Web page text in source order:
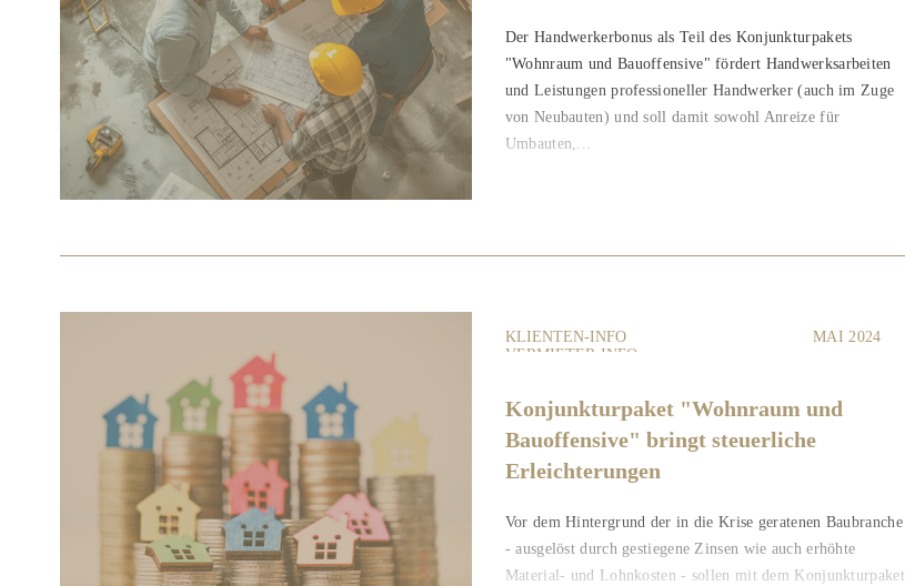
Der Handwerkerbonus als Teil des Konjunkturpakets
"Wohnraum und Bauoffensive" fördert Handwerksarbeiten
und Leistungen professioneller Handwerker (auch im Zuge
von Neubauten) und soll damit sowohl Anreize für
Umbauten,...
KLIENTEN-INFO
VERMIETER-INFO
MAI 2024
Konjunkturpaket "Wohnraum und
Bauoffensive" bringt steuerliche
Erleichterungen
Vor dem Hintergrund der in die Krise geratenen Baubranche
- ausgelöst durch gestiegene Zinsen wie auch erhöhte
Material- und Lohnkosten - sollen mit dem Konjunkturpaket